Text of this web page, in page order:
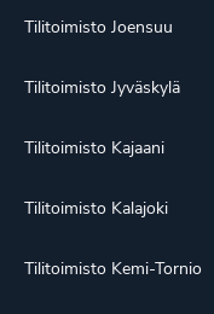
Tilitoimisto Joensuu
Tilitoimisto Jyväskylä
Tilitoimisto Kajaani
Tilitoimisto Kalajoki
Tilitoimisto Kemi-Tornio